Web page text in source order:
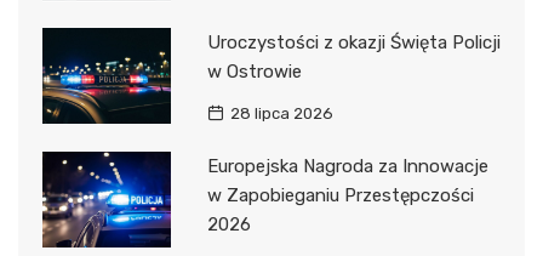
Uroczystości z okazji Święta Policji
w Ostrowie
28 lipca 2026
Europejska Nagroda za Innowacje
w Zapobieganiu Przestępczości
2026